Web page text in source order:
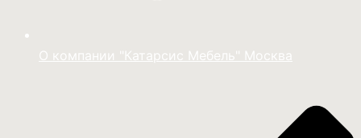
О компании "Катарсис Мебель" Москва